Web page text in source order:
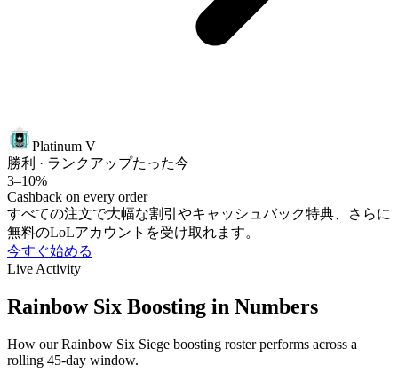
Platinum V
勝利 · ランクアップたった今
3–10%
Cashback on every order
すべての注文で大幅な割引やキャッシュバック特典、さらに
無料のLoLアカウントを受け取れます。
今すぐ始める
Live Activity
Rainbow Six Boosting in Numbers
How our Rainbow Six Siege boosting roster performs across a
rolling 45-day window.